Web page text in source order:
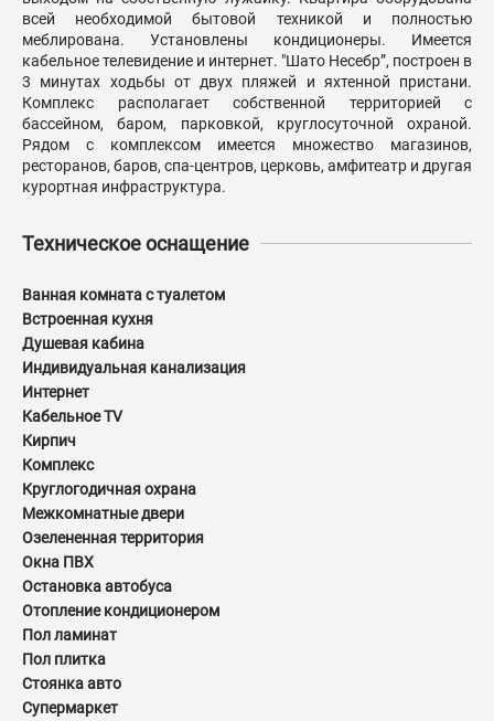
всей необходимой бытовой техникой и полностью
меблирована. Установлены кондиционеры. Имеется
кабельное телевидение и интернет. "Шато Несебр”, построен в
3 минутах ходьбы от двух пляжей и яхтенной пристани.
Комплекс располагает собственной территорией с
бассейном, баром, парковкой, круглосуточной охраной.
Рядом с комплексом имеется множество магазинов,
ресторанов, баров, спа-центров, церковь, амфитеатр и другая
курортная инфраструктура.
Техническое оснащение
Ванная комната с туалетом
Встроенная кухня
Душевая кабина
Индивидуальная канализация
Интернет
Кабельное TV
Кирпич
Комплекс
Круглогодичная охрана
Межкомнатные двери
Озелененная территория
Окна ПВХ
Остановка автобуса
Отопление кондиционером
Пол ламинат
Пол плитка
Стоянка авто
Супермаркет